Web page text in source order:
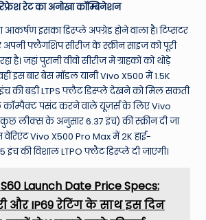
रेट का अनोखा कॉम्बिनेशन
इसका डिस्प्ले अपग्रेड होने वाला है। टिप्सटर
अपनी फ्लैगशिप सीरीज के स्क्रीन साइज को पूरी
है। जहां पुरानी वीवो सीरीज में ग्राहकों को थोड़े
इस बार बेस मॉडल यानी Vivo X500 में 1.5K
की बड़ी LTPS फ्लैट डिस्प्ले देखने को मिल सकती
कॉम्पैक्ट पसंद करने वाले यूज़र्स के लिए Vivo
लीक्स के अनुसार 6.37 इंच) की स्क्रीन दी जा
वेरिएंट Vivo X500 Pro Max में 2K हाई-
की विशाल LTPO फ्लैट डिस्प्ले दी जाएगी।
Launch Date Price Specs:
और IP69 रेटिंग के साथ इस दिन